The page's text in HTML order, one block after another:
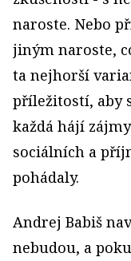
naroste. Nebo
jiným naroste,
ta nejhorší
příležitostí, aby
každá hájí
sociálních a
pohádaly.
Andrej Babiš
nebudou, a